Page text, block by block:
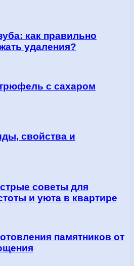
как правильно
удаления?
с сахаром
свойства и
советы для
и уюта в квартире
памятников от